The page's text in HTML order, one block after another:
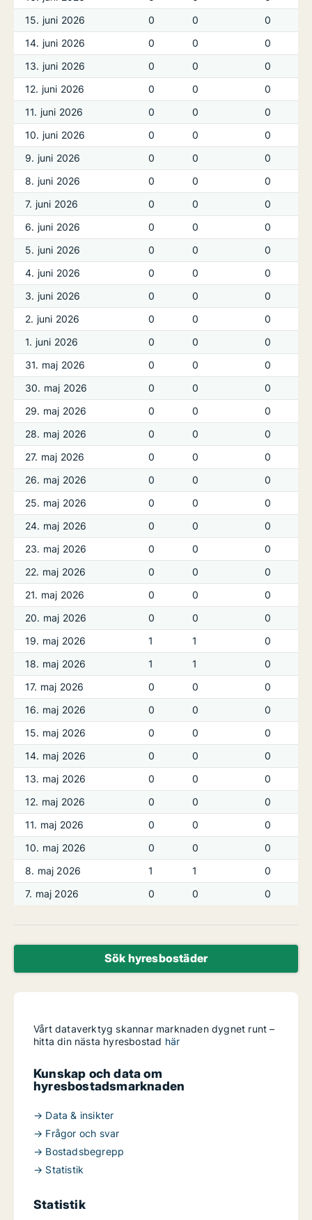
15. juni 2026
0 0
0
14. juni 2026
0 0
0
13. juni 2026
0 0
0
12. juni 2026
0 0
0
11. juni 2026
0 0
0
10. juni 2026
0 0
0
9. juni 2026
0 0
0
8. juni 2026
0 0
0
7. juni 2026
0 0
0
6. juni 2026
0 0
0
5. juni 2026
0 0
0
4. juni 2026
0 0
0
3. juni 2026
0 0
0
2. juni 2026
0 0
0
1. juni 2026
0 0
0
31. maj 2026
0 0
0
30. maj 2026
0 0
0
29. maj 2026
0 0
0
28. maj 2026
0 0
0
27. maj 2026
0 0
0
26. maj 2026
0 0
0
25. maj 2026
0 0
0
24. maj 2026
0 0
0
23. maj 2026
0 0
0
22. maj 2026
0 0
0
21. maj 2026
0 0
0
20. maj 2026
0 0
0
19. maj 2026
1 1
0
18. maj 2026
1 1
0
17. maj 2026
0 0
0
16. maj 2026
0 0
0
15. maj 2026
0 0
0
14. maj 2026
0 0
0
13. maj 2026
0 0
0
12. maj 2026
0 0
0
11. maj 2026
0 0
0
10. maj 2026
0 0
0
8. maj 2026
1 1
0
7. maj 2026
0 0 0
Sök hyresbostäder
Vårt dataverktyg skannar marknaden dygnet runt –
hitta din nästa hyresbostad här
Kunskap och data om
hyresbostadsmarknaden
→ Data & insikter
→ Frågor och svar
→ Bostadsbegrepp
→ Statistik
Statistik